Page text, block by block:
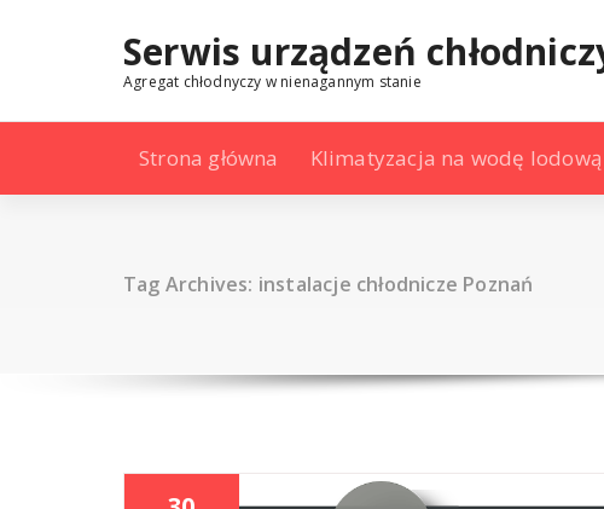
Serwis urządzeń
Agregat chłodnyczy w nienagannym stanie
Strona główna Klimatyzacja na wodę
Tag Archives: instalacje chłodnicze Poznań